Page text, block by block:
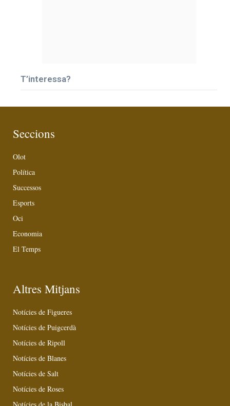
T’interessa?
Seccions
Olot
Política
Successos
Esports
Oci
Economia
El Temps
Altres Mitjans
Notícies de Figueres
Notícies de Puigcerdà
Notícies de Ripoll
Notícies de Blanes
Notícies de Salt
Notícies de Roses